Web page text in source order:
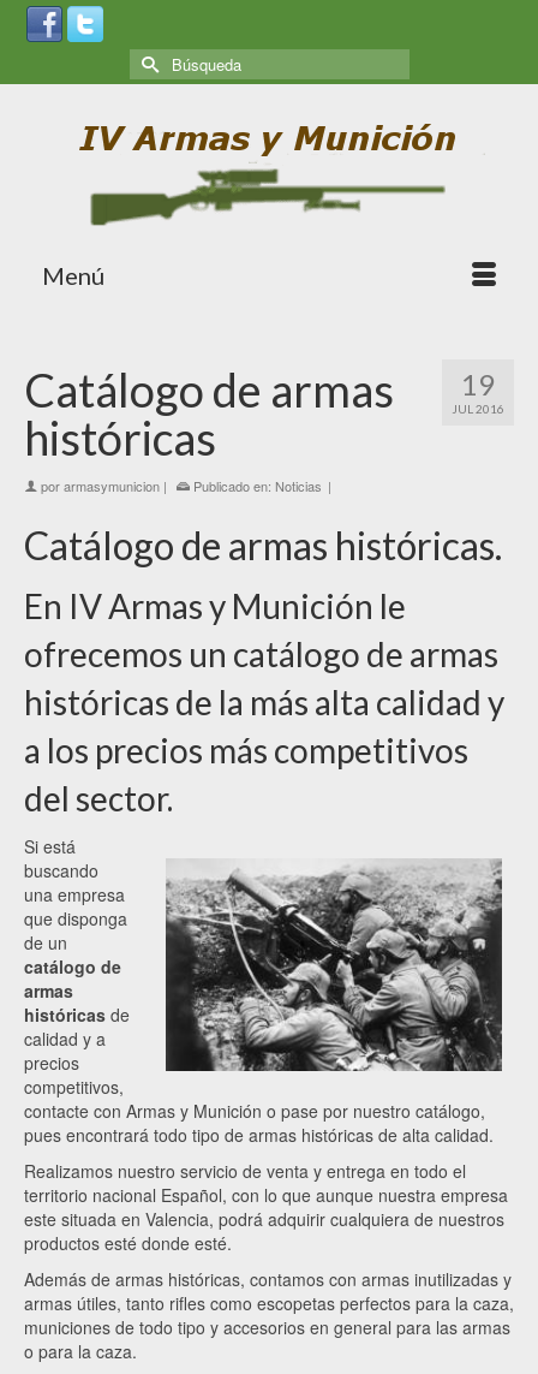
Menú
19
JUL 2016
Catálogo de armas
históricas
porarmasymunicion | Publicado en: Noticias |
Catálogo de armas históricas.
En IV Armas y Munición le
ofrecemos un catálogo de armas
históricas de la más alta calidad y
a los precios más competitivos
del sector.
Si está
buscando
una empresa
que disponga
de un
catálogo de
armas
históricas de
calidad y a
precios
competitivos,
contacte con Armas y Munición o pase por nuestro catálogo,
pues encontrará todo tipo de armas históricas de alta calidad.
Realizamos nuestro servicio de venta y entrega en todo el
territorio nacional Español, con lo que aunque nuestra empresa
este situada en Valencia, podrá adquirir cualquiera de nuestros
productos esté donde esté.
Además de armas históricas, contamos con armas inutilizadas y
armas útiles, tanto rifles como escopetas perfectos para la caza,
municiones de todo tipo y accesorios en general para las armas
o para la caza.